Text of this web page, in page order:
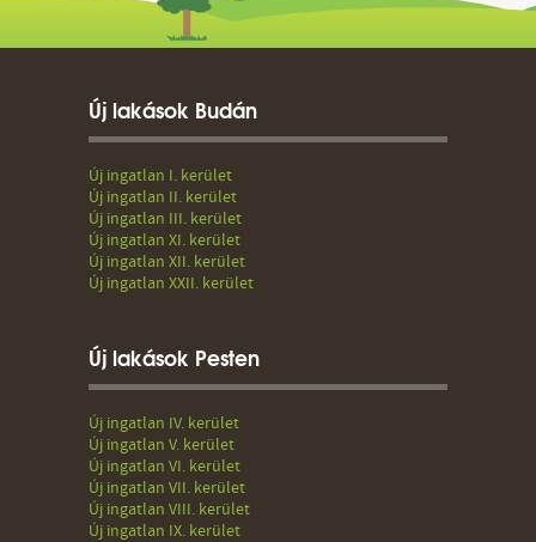
Új lakások Budán
Új ingatlan I. kerület
Új ingatlan II. kerület
Új ingatlan III. kerület
Új ingatlan XI. kerület
Új ingatlan XII. kerület
Új ingatlan XXII. kerület
Új lakások Pesten
Új ingatlan IV. kerület
Új ingatlan V. kerület
Új ingatlan VI. kerület
Új ingatlan VII. kerület
Új ingatlan VIII. kerület
Új ingatlan IX. kerület